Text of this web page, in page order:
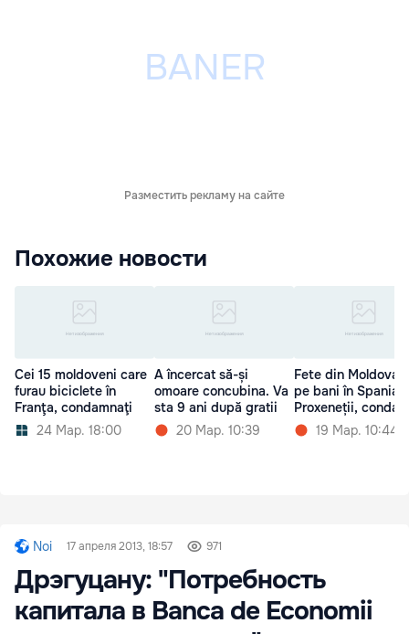
Разместить рекламу на сайте
Похожие новости
Cei 15 moldoveni care
furau biciclete în
Franţa, condamnaţi
24 Мар. 18:00
A încercat să-și
omoare concubina. Va
sta 9 ani după gratii
20 Мар. 10:39
Fete din Moldova,
pe bani în Spania.
Proxeneții,
19 Мар. 10:44
Noi 17 апреля 2013, 18:57 971
Дрэгуцану: "Потребность
капитала в Banca de Economii